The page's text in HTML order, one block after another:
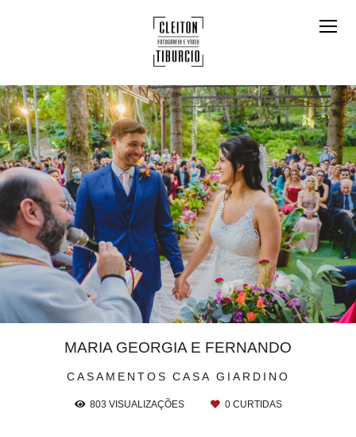
CASAMENTOS CASA GIARDINO
MARIA GEORGIA E FERNANDO
803 VISUALIZAÇÕES 0CURTIDAS